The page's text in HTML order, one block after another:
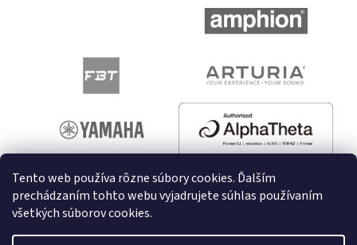
Tento web používa rôzne súbory cookies. Ďalším
prechádzaním tohto webu vyjadrujete súhlas používaním
všetkých súborov cookies.
Vytvoril Shoptet